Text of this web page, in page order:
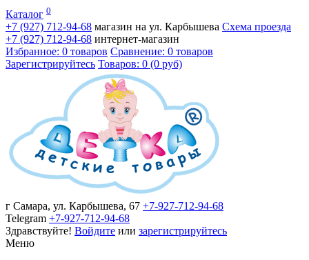
Каталог 0
+7 (927) 712-94-68 магазин на ул. Карбышева Схема проезда
+7 (927) 712-94-68 интернет-магазин
Избранное: 0 товаров Сравнение: 0 товаров
Зарегистрируйтесь Товаров: 0 (0 руб)
г Самара, ул. Карбышева, 67 +7-927-712-94-68
Telegram +7-927-712-94-68
Здравствуйте! Войдите или зарегистрируйтесь
Меню